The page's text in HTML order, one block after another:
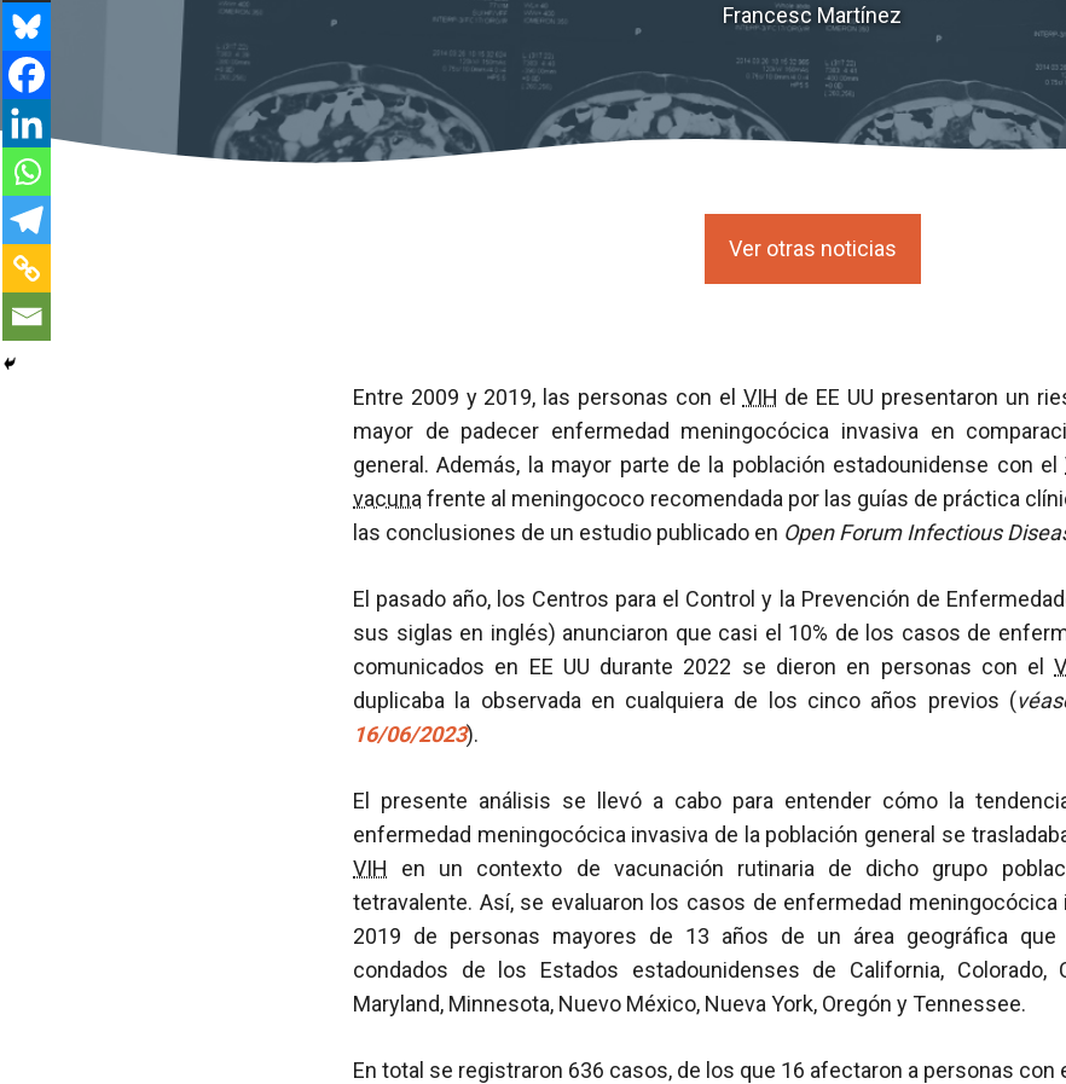
Francesc Martínez
Ver otras noticias
Entre 2009 y 2019, las personas con el VIH de EE UU presentaron un
mayor de padecer enfermedad meningocócica invasiva en
general. Además, la mayor parte de la población estadounidense con el
vacuna frente al meningococo recomendada por las guías de práctica
las conclusiones de un estudio publicado en Open Forum Infectious
El pasado año, los Centros para el Control y la Prevención de
sus siglas en inglés) anunciaron que casi el 10% de los casos de
comunicados en EE UU durante 2022 se dieron en personas con el
duplicaba la observada en cualquiera de los cinco años previos (
16/06/2023).
El presente análisis se llevó a cabo para entender cómo la
enfermedad meningocócica invasiva de la población general se
VIH en un contexto de vacunación rutinaria de dicho grupo
tetravalente. Así, se evaluaron los casos de enfermedad meningocócica
2019 de personas mayores de 13 años de un área geográfica que
condados de los Estados estadounidenses de California, Colorado,
Maryland, Minnesota, Nuevo México, Nueva York, Oregón y Tennessee.
En total se registraron 636 casos, de los que 16 afectaron a personas con